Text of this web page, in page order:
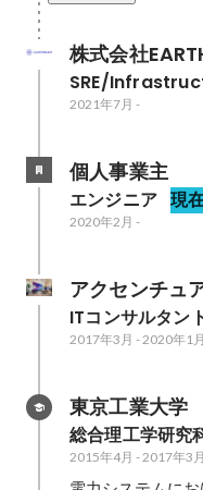
株式会社
SRE/
2021年7月 -
個人事業主
エンジニア 現
2020年2月 -
アクセンチュ
ITコンサルタン
2017年3月 -2020年1月
東京工業大学
総合理工学研究
2015年4月 -2017年3月